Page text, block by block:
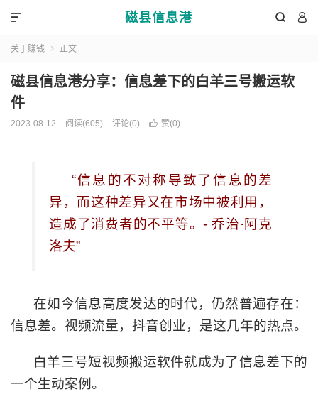
磁县信息港  

关于赚钱  正文
磁县信息港分享：信息差下的白羊三号搬运软
件
2023-08-12 阅读(605) 评论(0)  赞(0)
“信息的不对称导致了信息的差
异，而这种差异又在市场中被利用，
造成了消费者的不平等。- 乔治·阿克
洛夫”
在如今信息高度发达的时代，仍然普遍存在：
信息差。视频流量，抖音创业，是这几年的热点。
白羊三号短视频搬运软件就成为了信息差下的
一个生动案例。